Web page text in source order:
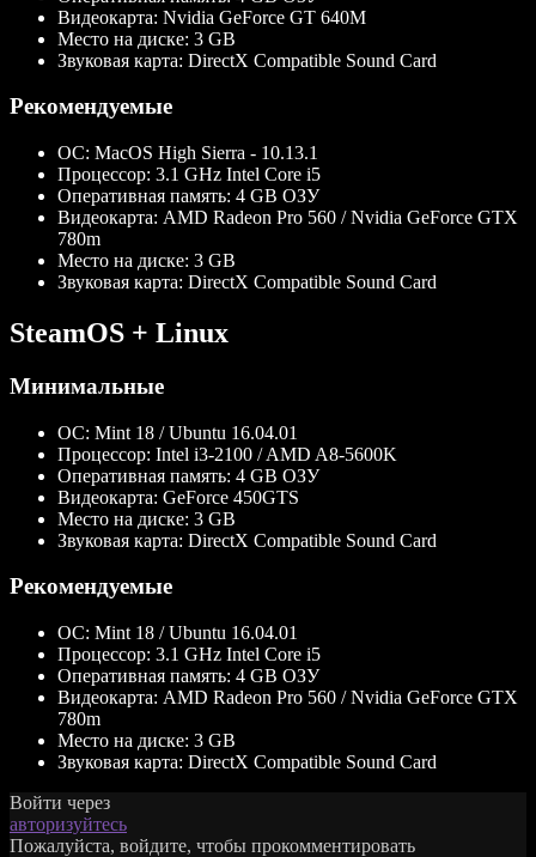
Видеокарта: Nvidia GeForce GT 640M
Место на диске: 3 GB
Звуковая карта: DirectX Compatible Sound Card
Рекомендуемые
ОС: MacOS High Sierra - 10.13.1
Процессор: 3.1 GHz Intel Core i5
Оперативная память: 4 GB ОЗУ
Видеокарта: AMD Radeon Pro 560 / Nvidia GeForce GTX
780m
Место на диске: 3 GB
Звуковая карта: DirectX Compatible Sound Card
SteamOS + Linux
Минимальные
ОС: Mint 18 / Ubuntu 16.04.01
Процессор: Intel i3-2100 / AMD A8-5600K
Оперативная память: 4 GB ОЗУ
Видеокарта: GeForce 450GTS
Место на диске: 3 GB
Звуковая карта: DirectX Compatible Sound Card
Рекомендуемые
ОС: Mint 18 / Ubuntu 16.04.01
Процессор: 3.1 GHz Intel Core i5
Оперативная память: 4 GB ОЗУ
Видеокарта: AMD Radeon Pro 560 / Nvidia GeForce GTX
780m
Место на диске: 3 GB
Звуковая карта: DirectX Compatible Sound Card
Войти через
авторизуйтесь
Пожалуйста, войдите, чтобы прокомментировать